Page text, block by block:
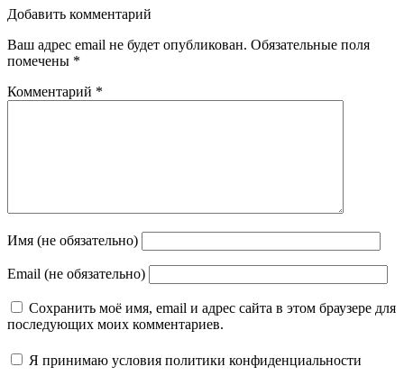
Добавить комментарий
Ваш адрес email не будет опубликован. Обязательные поля
помечены *
Комментарий *
Имя (не обязательно)
Email (не обязательно)
Сохранить моё имя, email и адрес сайта в этом браузере для
последующих моих комментариев.
Я принимаю условия политики конфиденциальности